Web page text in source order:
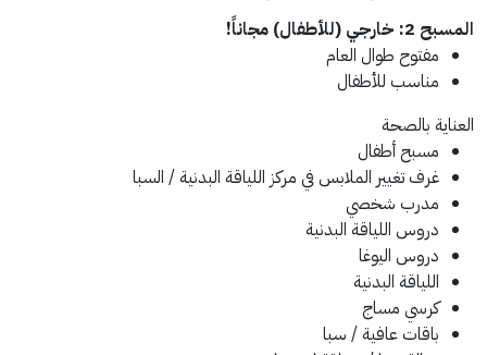
المسبح 2: خارجي (للأطفال)
مجاناً!
مفتوح طوال العام
مناسب للأطفال
العناية بالصحة
مسبح أطفال
غرف تغيير الملابس في مركز اللياقة البدنية / السبا
مدرب شخصي
دروس اللياقة البدنية
دروس اليوغا
اللياقة البدنية
كرسي مساج
باقات عافية / سبا